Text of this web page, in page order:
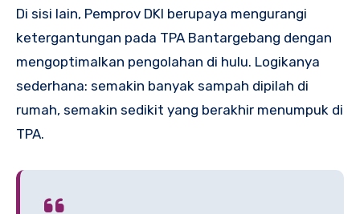
Di sisi lain, Pemprov DKI berupaya mengurangi
ketergantungan pada TPA Bantargebang dengan
mengoptimalkan pengolahan di hulu. Logikanya
sederhana: semakin banyak sampah dipilah di
rumah, semakin sedikit yang berakhir menumpuk di
TPA.